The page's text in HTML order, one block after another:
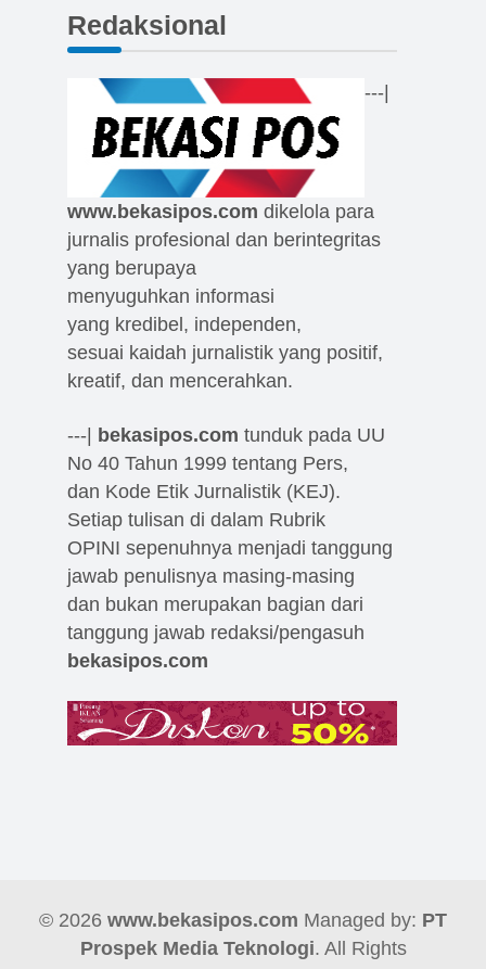
Redaksional
---|
www.bekasipos.com dikelola para
jurnalis profesional dan berintegritas
yang berupaya
menyuguhkan informasi
yang kredibel, independen,
sesuai kaidah jurnalistik yang positif,
kreatif, dan mencerahkan.
---| bekasipos.com tunduk pada UU
No 40 Tahun 1999 tentang Pers,
dan Kode Etik Jurnalistik (KEJ).
Setiap tulisan di dalam Rubrik
OPINI sepenuhnya menjadi tanggung
jawab penulisnya masing-masing
dan bukan merupakan bagian dari
tanggung jawab redaksi/pengasuh
bekasipos.com
© 2026 www.bekasipos.com Managed by: PT
Prospek Media Teknologi. All Rights